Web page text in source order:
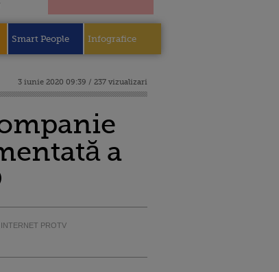
Smart People Infografice
3 iunie 2020 09:39 / 237 vizualizari
a
PROTV